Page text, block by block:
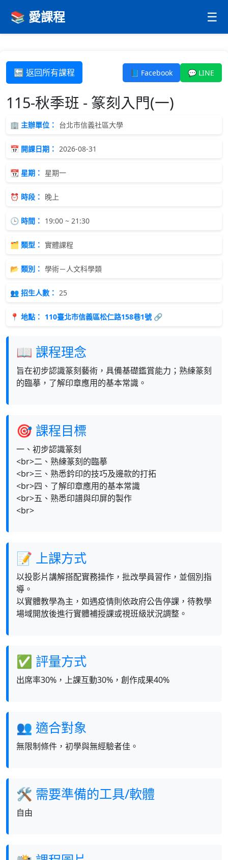
📚 愛課程 ☰
🔙 返回所有課程 📘 Facebook 💬 LINE
115-秋季班 - 篆刻入門(一)
🏢 主辦單位： 台北市信義社區大學
📅 開課日期： 2026-08-31
📆 星期： 星期一
⏰ 時段： 晚上
🕒 時間： 19:00 ~ 21:30
🗂 類型： 實體課程
📂 類別： 學術－人文科學類
👥 招生人數： 25
📍 地點： 110臺北市信義區松仁路158巷1號 🔗
📖 課程理念
旨在初步認識篆刻藝術，具備基礎鑑賞能力；熟練篆刻
的臨摹，了解印章應用的基本常識。
🎯 課程目標
一、初步認識篆刻
<br>二、熟練篆刻的臨摹
<br>三、熟悉鈐印的技巧及邊款的打拓
<br>四、了解印章應用的基本常識
<br>五、熟悉印譜與印屏的製作
<br>
📝 上課方式
以投影片講解搭配實務操作，批改學員習作，並個別指
導。
以實體教學為主，如遇疫情則依政府公告停課，待教學
場域開放後進行實體補授課或視班級狀況調整。
✅ 評量方式
出席率30%，上課互動30%，創作成果40%
👥 適合對象
無限制條件，初學與無經驗者佳。
🛠 需要準備的工具/軟體
自由